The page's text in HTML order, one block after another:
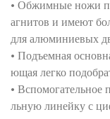
• Обжимные ножи
агнитов и имеют
для алюминиевых
• Подъемная
ющая легко
• Вспомогательное
льную линейку с